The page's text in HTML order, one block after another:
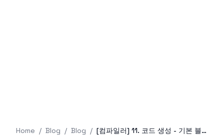
Home / Blog / Blog / [컴파일러] 11. 코드 생성 - 기본 블록과 흐름 그래프